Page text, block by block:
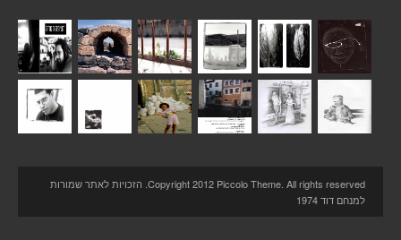
Copyright 2012 Piccolo Theme. All rights reserved. הזכויות לאתר שמורות
למנחם דוד 1974